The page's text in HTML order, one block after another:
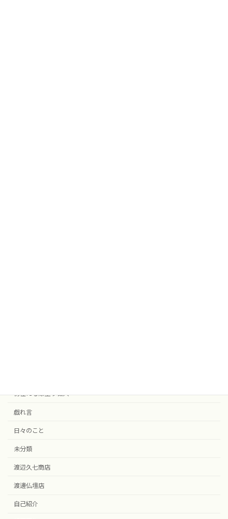
彷徨える漆塗り職人
戯れ言
日々のこと
未分類
渡辺久七商店
渡邊仏壇店
自己紹介